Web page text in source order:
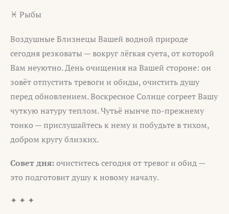
♓ Рыбы
Воздушные Близнецы Вашей водной природе
сегодня резковаты — вокруг лёгкая суета, от которой
Вам неуютно. День очищения на Вашей стороне: он
зовёт отпустить тревоги и обиды, очистить душу
перед обновлением. Воскресное Солнце согреет Вашу
чуткую натуру теплом. Чутьё нынче по-прежнему
тонко — прислушайтесь к нему и побудьте в тихом,
добром кругу близких.
Совет дня:очиститесь сегодня от тревог и обид —
это подготовит душу к новому началу.
✦ ✦ ✦